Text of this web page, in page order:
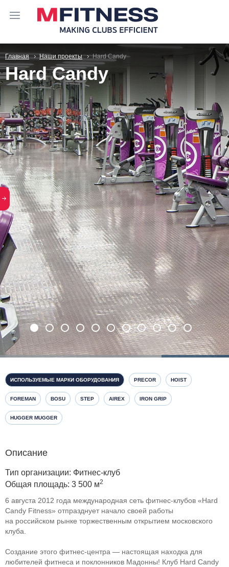
Главная Наши проекты Hard Candy
Hard Candy
ИСПОЛЬЗУЕМЫЕ МАРКИ ОБОРУДОВАНИЯ PRECOR HOIST
FOREMAN BOSU STEP AIREX IRON GRIP
HUGGER MUGGER
Описание
Тип организации: Фитнес-клуб
Общая площадь: 3 500 м2
6 августа 2012 года международная сеть фитнес-клубов «Hard
Candy Fitness» отпразднует начало своей работы
на российском рынке торжественным открытием московского
клуба.
Создание этого фитнес-центра — настоящая находка для
любителей фитнеса и поклонников Мадонны! Клуб Hard Candy